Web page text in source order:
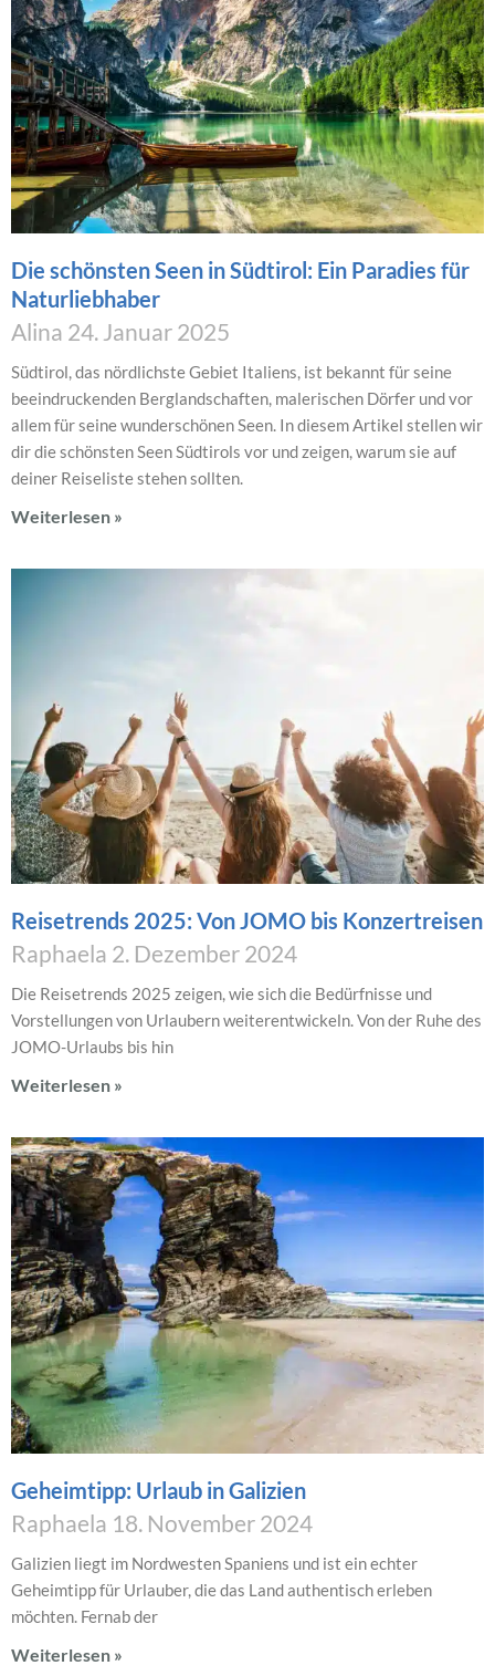
Die schönsten Seen in Südtirol: Ein Paradies für
Naturliebhaber
Alina 24. Januar 2025
Südtirol, das nördlichste Gebiet Italiens, ist bekannt für seine
beeindruckenden Berglandschaften, malerischen Dörfer und vor
allem für seine wunderschönen Seen. In diesem Artikel stellen wir
dir die schönsten Seen Südtirols vor und zeigen, warum sie auf
deiner Reiseliste stehen sollten.
Weiterlesen »
Reisetrends 2025: Von JOMO bis Konzertreisen
Raphaela 2. Dezember 2024
Die Reisetrends 2025 zeigen, wie sich die Bedürfnisse und
Vorstellungen von Urlaubern weiterentwickeln. Von der Ruhe des
JOMO-Urlaubs bis hin
Weiterlesen »
Geheimtipp: Urlaub in Galizien
Raphaela 18. November 2024
Galizien liegt im Nordwesten Spaniens und ist ein echter
Geheimtipp für Urlauber, die das Land authentisch erleben
möchten. Fernab der
Weiterlesen »